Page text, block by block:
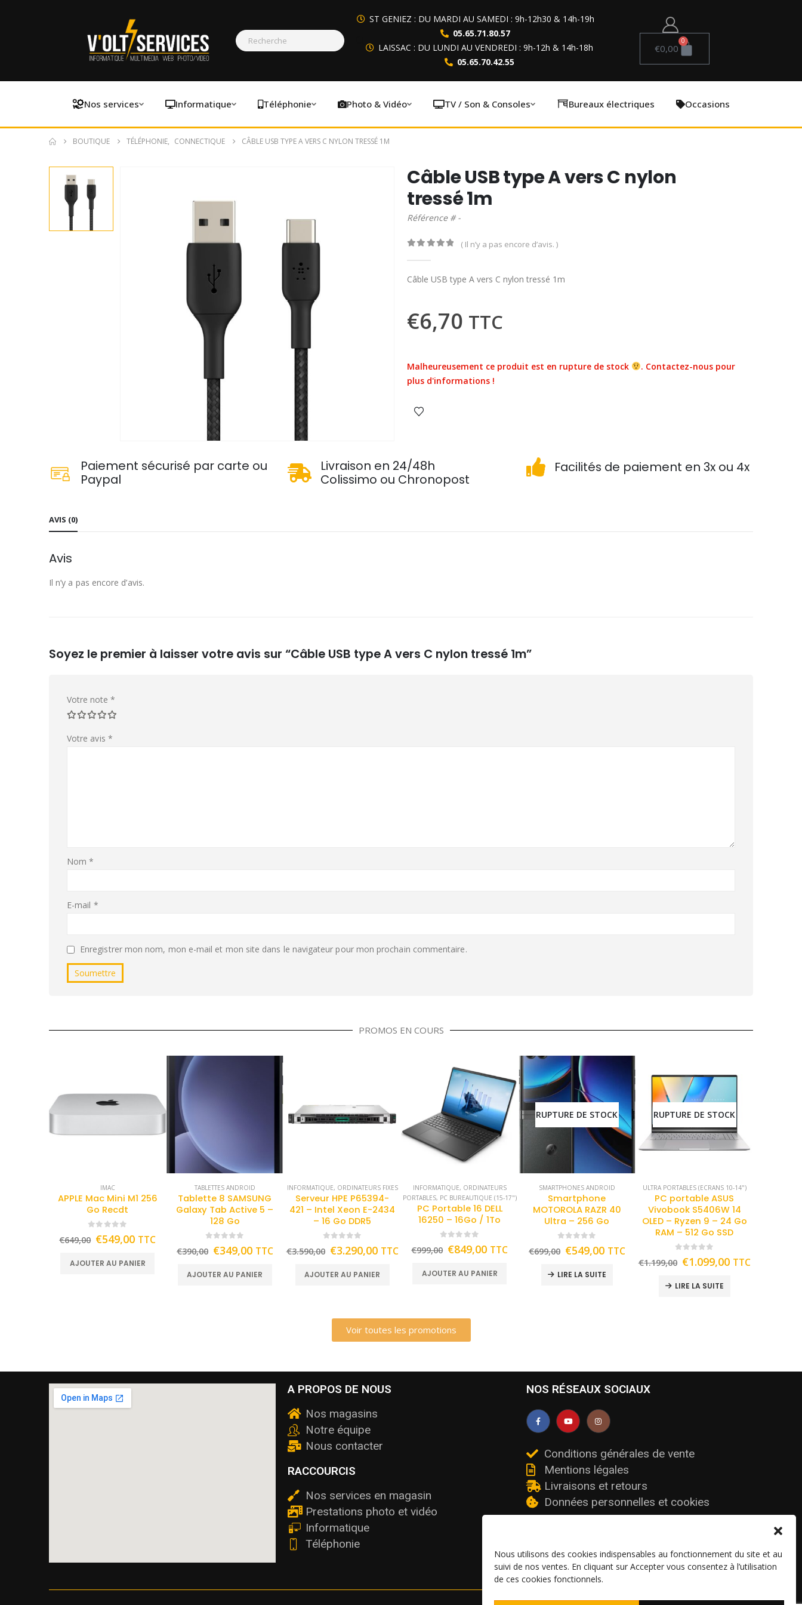
Nous utilisons des cookies indispensables au fonctionnement du site et au
suivi de nos ventes. En cliquant sur Accepter vous consentez à l’utilisation
de ces cookies fonctionnels.
ST GENIEZ : DU MARDI AU SAMEDI : 9h-12h30 & 14h-19h
05.65.71.80.57
LAISSAC : DU LUNDI AU VENDREDI : 9h-12h & 14h-18h
05.65.70.42.55
€0,00
0
Nos services Informatique Téléphonie Photo & Vidéo TV / Son & Consoles Bureaux électriques Occasions
BOUTIQUE TÉLÉPHONIE, CONNECTIQUE CÂBLE USB TYPE A VERS C NYLON TRESSÉ 1M
Câble USB type A vers C nylon
tressé 1m
Référence # -
( Il n’y a pas encore d’avis. )
Câble USB type A vers C nylon tressé 1m
€6,70 TTC
Malheureusement ce produit est en rupture de stock
. Contactez-nous pour
plus d'informations !
Paiement sécurisé par carte ou
Paypal
Livraison en 24/48h
Colissimo ou Chronopost
Facilités de paiement en 3x ou 4x
AVIS (0)
Avis
Il n’y a pas encore d’avis.
Soyez le premier à laisser votre avis sur “Câble USB type A vers C nylon tressé 1m”
Votre note *
Votre avis *
Nom*
E-mail *
Enregistrer mon nom, mon e-mail et mon site dans le navigateur pour mon prochain commentaire.
PROMOS EN COURS
IMAC
APPLE Mac Mini M1 256
Go Recdt
€649,00 €549,00 TTC
AJOUTER AU PANIER
TABLETTES ANDROID
Tablette 8 SAMSUNG
Galaxy Tab Active 5 –
128 Go
€390,00 €349,00 TTC
AJOUTER AU PANIER
INFORMATIQUE, ORDINATEURS FIXES
Serveur HPE P65394-
421 – Intel Xeon E-2434
– 16 Go DDR5
€3.590,00 €3.290,00 TTC
AJOUTER AU PANIER
INFORMATIQUE, ORDINATEURS
PORTABLES, PC BUREAUTIQUE (15-17")
PC Portable 16 DELL
16250 – 16Go / 1To
€999,00 €849,00 TTC
AJOUTER AU PANIER
RUPTURE DE STOCK
SMARTPHONES ANDROID
Smartphone
MOTOROLA RAZR 40
Ultra – 256 Go
€699,00 €549,00 TTC
LIRE LA SUITE
RUPTURE DE STOCK
ULTRA PORTABLES (ECRANS 10-14")
PC portable ASUS
Vivobook S5406W 14
OLED – Ryzen 9 – 24 Go
RAM – 512 Go SSD
€1.199,00 €1.099,00 TTC
LIRE LA SUITE
Voir toutes les promotions
A PROPOS DE NOUS
Nos magasins
Notre équipe
Nous contacter
RACCOURCIS
Nos services en magasin
Prestations photo et vidéo
Informatique
Téléphonie
NOS RÉSEAUX SOCIAUX
Conditions générales de vente
Mentions légales
Livraisons et retours
Données personnelles et cookies